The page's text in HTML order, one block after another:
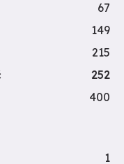
67
149
215
252
400
1